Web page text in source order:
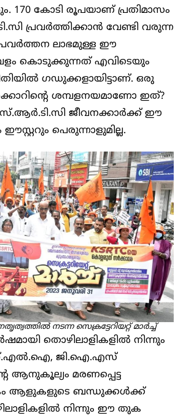
170 കോടി രൂപയാണ് പ്രതിമാസം
പ്രവർത്തിക്കാൻ വേണ്ടി വരുന്ന
ലാഭമുള്ള ഈ
കൊടുക്കുന്നത് എവിടെയും
ഗഡുക്കളായിട്ടാണ്. ഒരു
ശമ്പളനയമാണോ ഇത്?
ജീവനക്കാർക്ക് ഈ
പെരുന്നാളുമില്ല.
നടന്ന സെക്രട്ടേറിയറ്റ് മാർച്ച്
തൊഴിലാളികളിൽ നിന്നും
ജി.ഐ.എസ്
ആനുകൂല്യം മരണപ്പെട്ട
ആളുകളുടെ ബന്ധുക്കൾക്ക്
നിന്നും ഈ തുക